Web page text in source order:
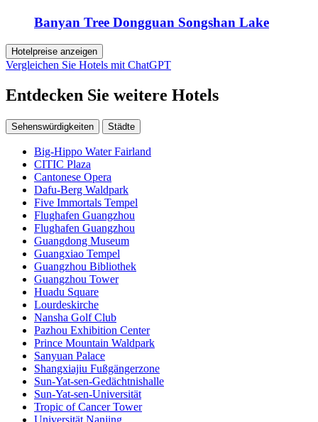
Banyan Tree Dongguan Songshan Lake
Hotelpreise anzeigen
Vergleichen Sie Hotels mit ChatGPT
Entdecken Sie weitere Hotels
Sehenswürdigkeiten Städte
Big-Hippo Water Fairland
CITIC Plaza
Cantonese Opera
Dafu-Berg Waldpark
Five Immortals Tempel
Flughafen Guangzhou
Flughafen Guangzhou
Guangdong Museum
Guangxiao Tempel
Guangzhou Bibliothek
Guangzhou Tower
Huadu Square
Lourdeskirche
Nansha Golf Club
Pazhou Exhibition Center
Prince Mountain Waldpark
Sanyuan Palace
Shangxiajiu Fußgängerzone
Sun-Yat-sen-Gedächtnishalle
Sun-Yat-sen-Universität
Tropic of Cancer Tower
Universität Nanjing